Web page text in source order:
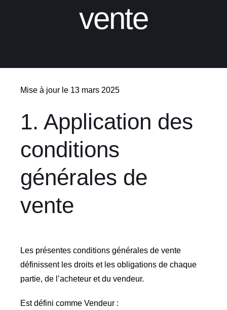
vente
Mise à jour le 13 mars 2025
1. Application des
conditions
générales de
vente
Les présentes conditions générales de vente
définissent les droits et les obligations de chaque
partie, de l’acheteur et du vendeur.
Est défini comme Vendeur :